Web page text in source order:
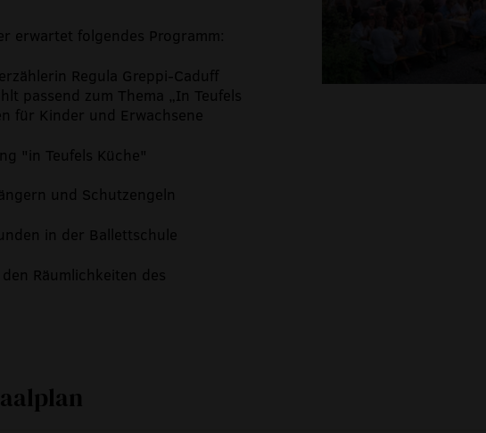
erwartet folgendes Programm:
Regula Greppi-Caduff
passend zum Thema „In Teufels
für Kinder und Erwachsene
"in Teufels Küche"
und Schutzengeln
in der Ballettschule
Räumlichkeiten des